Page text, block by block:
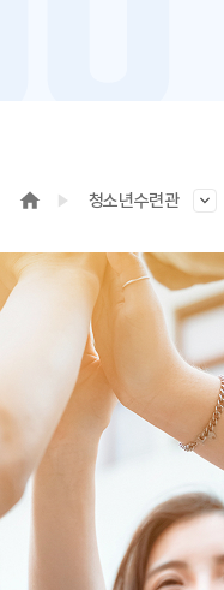
청소년수련관